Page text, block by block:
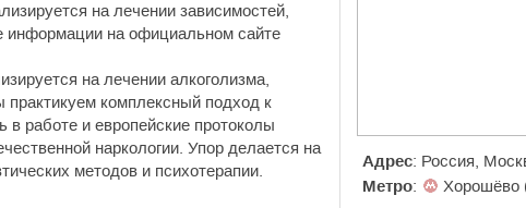
Адрес: Россия,
Метро:
на лечении зависимостей,
информации на официальном сайте
на лечении алкоголизма,
комплексный подход к
работе и европейские протоколы
наркологии. Упор делается на
методов и психотерапии.